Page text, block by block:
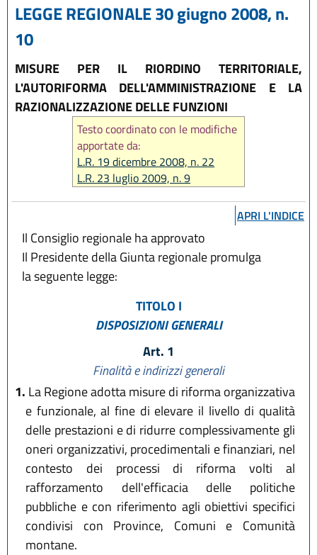
LEGGE REGIONALE 30 giugno 2008, n.
10
MISURE PER IL RIORDINO TERRITORIALE,
L'AUTORIFORMA DELL'AMMINISTRAZIONE E LA
RAZIONALIZZAZIONE DELLE FUNZIONI
Testo coordinato con le modifiche
apportate da:
L.R. 19 dicembre 2008, n. 22
L.R. 23 luglio 2009, n. 9
L.R. 22 dicembre 2011, n. 21
L.R. 26 luglio 2012, n. 9
L.R. 21 dicembre 2012, n. 21
L.R. 8 luglio 1996, n. 24
L.R. 12 luglio 2023, n. 7
APRI L'INDICE
Il Consiglio regionale ha approvato
Il Presidente della Giunta regionale promulga
la seguente legge:
TITOLO I
DISPOSIZIONI GENERALI
Art. 1
Finalità e indirizzi generali
1. La Regione adotta misure di riforma organizzativa
e funzionale, al fine di elevare il livello di qualità
delle prestazioni e di ridurre complessivamente gli
oneri organizzativi, procedimentali e finanziari, nel
contesto dei processi di riforma volti al
rafforzamento dell'efficacia delle politiche
pubbliche e con riferimento agli obiettivi specifici
condivisi con Province, Comuni e Comunità
montane.